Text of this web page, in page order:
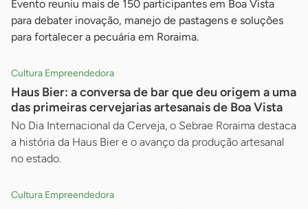
Evento reuniu mais de 150 participantes em Boa Vista
para debater inovação, manejo de pastagens e soluções
para fortalecer a pecuária em Roraima.
Cultura Empreendedora
Haus Bier: a conversa de bar que deu origem a uma
das primeiras cervejarias artesanais de Boa Vista
No Dia Internacional da Cerveja, o Sebrae Roraima destaca
a história da Haus Bier e o avanço da produção artesanal
no estado.
Cultura Empreendedora